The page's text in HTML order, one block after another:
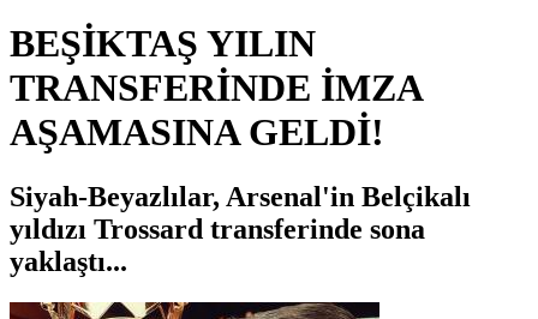
BEŞİKTAŞ YILIN
TRANSFERİNDE İMZA
AŞAMASINA GELDİ!
Siyah-Beyazlılar, Arsenal'in Belçikalı
yıldızı Trossard transferinde sona
yaklaştı...